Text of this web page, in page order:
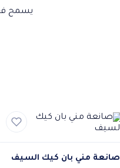
يسمح
صانعة مني بان كيك السيف